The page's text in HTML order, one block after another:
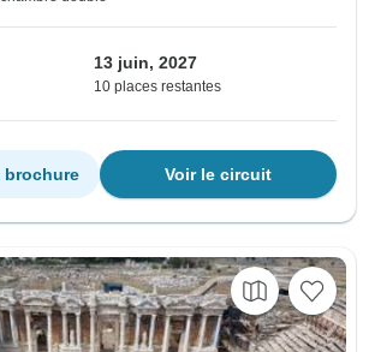
13 juin, 2027
10 places restantes
Voir le circuit
brochure